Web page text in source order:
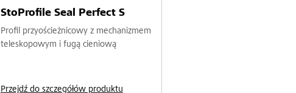
StoProfile Seal Perfect S
Profil przyościeżnicowy z mechanizmem
teleskopowym i fugą cieniową
Przejdź do szczegółów produktu